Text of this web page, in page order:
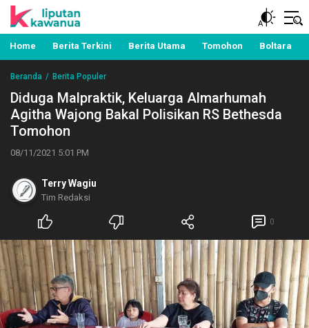
Liputan Kawanua
Berita Manado, Sulawesi Utara, Kawanua, Politik,
Pemerintahan, Hukum Kriminal dan Nasional
Home Berita Terkini Berita Utama Tomohon Boltara
Beranda Berita Populer
Diduga Malpraktik, Keluarga Almarhumah
Agitha Wajong Bakal Polisikan RS Bethesda
Tomohon
08/11/2021 5:01 PM
Terry Wagiu
Tim Redaksi
0